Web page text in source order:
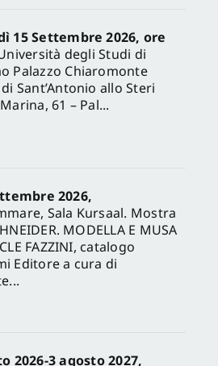
15 Settembre 2026, ore
degli Studi di
Palazzo Chiaromonte
Sant’Antonio allo Steri
61 – Pal...
2026,
Sala Kursaal. Mostra
MODELLA E MUSA
FAZZINI, catalogo
Editore a cura di
2026-3 agosto 2027,